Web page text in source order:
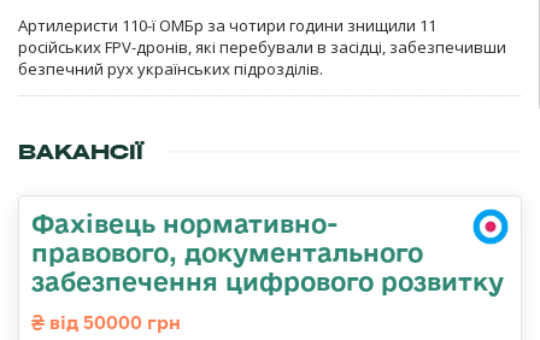
Артилеристи 110-ї ОМБр за чотири години знищили 11
російських FPV-дронів, які перебували в засідці, забезпечивши
безпечний рух українських підрозділів.
ВАКАНСІЇ
Фахівець нормативно-
правового, документального
забезпечення цифрового розвитку
від 50000 грн